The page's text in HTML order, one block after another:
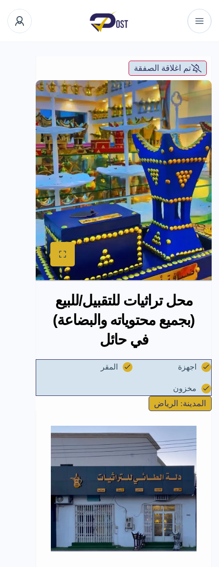
تم اغلاقة الصفقة
محل تراثيات للتقبيل/للبيع
(بجميع محتوياته والبضاعة)
في حائل
اجهزة المقر
مخزون
المدينة: الرياض